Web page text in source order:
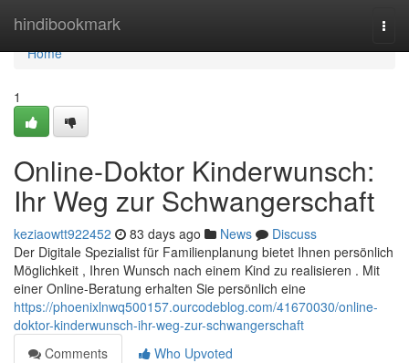
hindibookmark
Home
Home
1
Online-Doktor Kinderwunsch:
Ihr Weg zur Schwangerschaft
keziaowtt922452 83 days ago News
Discuss
Der Digitale Spezialist für Familienplanung bietet Ihnen persönlich
Möglichkeit , Ihren Wunsch nach einem Kind zu realisieren . Mit
einer Online-Beratung erhalten Sie persönlich eine
https://phoenixlnwq500157.ourcodeblog.com/41670030/online-
doktor-kinderwunsch-ihr-weg-zur-schwangerschaft
Comments
Who Upvoted